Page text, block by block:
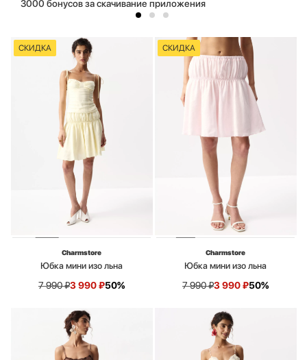
3000 бонусов за скачивание приложения
СКИДКА
Charmstore
Юбка мини изо льна
7 990₽3 990₽50%
СКИДКА
Charmstore
Юбка мини изо льна
7 990₽3 990₽50%